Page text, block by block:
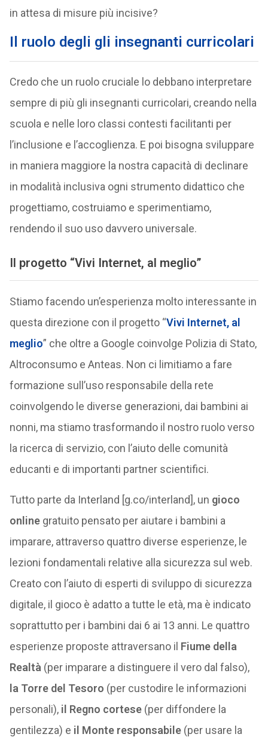
in attesa di misure più incisive?
Il ruolo degli gli insegnanti curricolari
Credo che un ruolo cruciale lo debbano interpretare
sempre di più gli insegnanti curricolari, creando nella
scuola e nelle loro classi contesti facilitanti per
l’inclusione e l’accoglienza. E poi bisogna sviluppare
in maniera maggiore la nostra capacità di declinare
in modalità inclusiva ogni strumento didattico che
progettiamo, costruiamo e sperimentiamo,
rendendo il suo uso davvero universale.
Il progetto “Vivi Internet, al meglio”
Stiamo facendo un’esperienza molto interessante in
questa direzione con il progetto “Vivi Internet, al
meglio” che oltre a Google coinvolge Polizia di Stato,
Altroconsumo e Anteas. Non ci limitiamo a fare
formazione sull’uso responsabile della rete
coinvolgendo le diverse generazioni, dai bambini ai
nonni, ma stiamo trasformando il nostro ruolo verso
la ricerca di servizio, con l’aiuto delle comunità
educanti e di importanti partner scientifici.
Tutto parte da Interland [g.co/interland], un gioco
onlinegratuito pensato per aiutare i bambini a
imparare, attraverso quattro diverse esperienze, le
lezioni fondamentali relative alla sicurezza sul web.
Creato con l’aiuto di esperti di sviluppo di sicurezza
digitale, il gioco è adatto a tutte le età, ma è indicato
soprattutto per i bambini dai 6 ai 13 anni. Le quattro
esperienze proposte attraversano il Fiume della
Realtà (per imparare a distinguere il vero dal falso),
la Torre del Tesoro (per custodire le informazioni
personali), il Regno cortese(per diffondere la
gentilezza) e il Monte responsabile(per usare la